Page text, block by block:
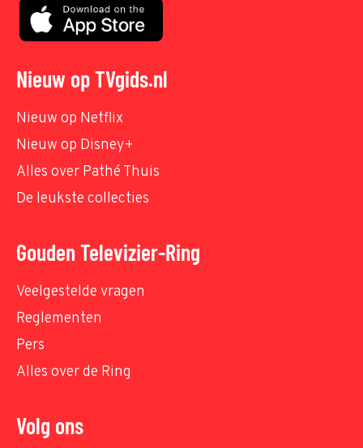
Nieuw op TVgids.nl
Nieuw op Netflix
Nieuw op Disney+
Alles over Pathé Thuis
De leukste collecties
Gouden Televizier-Ring
Veelgestelde vragen
Reglementen
Pers
Alles over de Ring
Volg ons